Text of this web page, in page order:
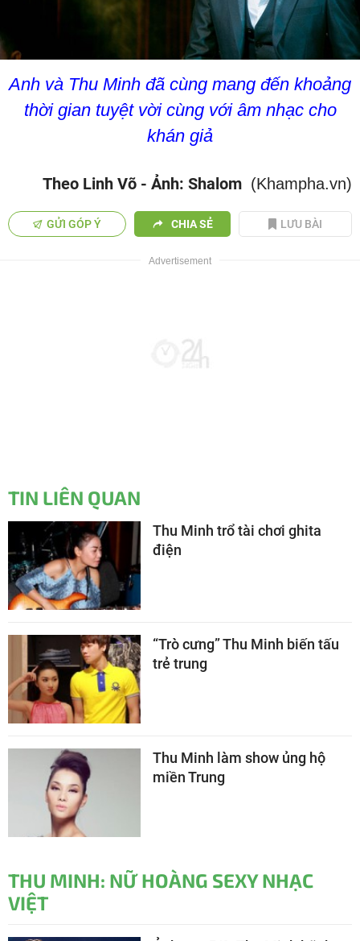
Anh và Thu Minh đã cùng mang đến khoảng
thời gian tuyệt vời cùng với âm nhạc cho
khán giả
Theo Linh Võ - Ảnh: Shalom (Khampha.vn)
GỬI GÓP Ý CHIA SẺ LƯU BÀI
TIN LIÊN QUAN
Thu Minh trổ tài chơi ghita
điện
“Trò cưng” Thu Minh biến tấu
trẻ trung
Thu Minh làm show ủng hộ
miền Trung
THU MINH: NỮ HOÀNG SEXY NHẠC
VIỆT